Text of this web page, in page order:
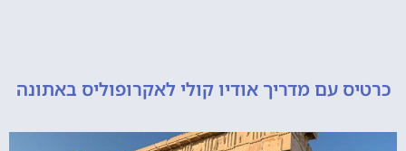
עם מדריך אודיו קולי לאקרופוליס באתונה